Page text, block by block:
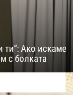
ти“: Ако искаме
с болката